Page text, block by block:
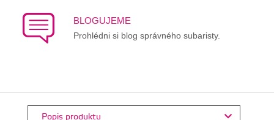
BLOGUJEME
Prohlédni si blog správného subaristy.
Popis produktu